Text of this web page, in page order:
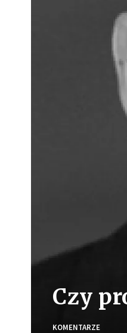
Czy
KOMENTARZE